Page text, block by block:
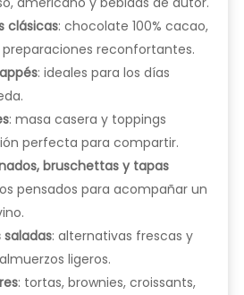
clásicas: chocolate 100% cacao,
reconfortantes.
: ideales para los días
: masa casera y toppings
perfecta para compartir.
bruschettas y tapas
pensados para acompañar un
saladas: alternativas frescas y
ligeros.
: tortas, brownies, croissants,